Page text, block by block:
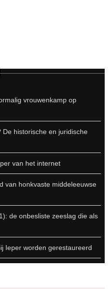
vrouwenkamp op
historische en juridische
van het internet
van honkvaste middeleeuwse
de onbesliste zeeslag die als
Ieper worden gerestaureerd